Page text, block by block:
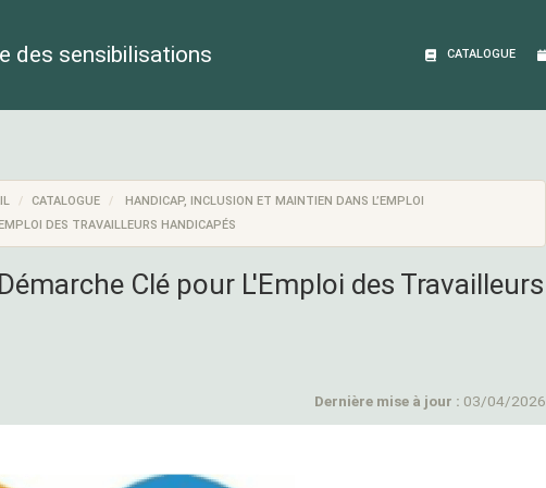
des sensibilisations CATALOGUE
CATALOGUE
HANDICAP, INCLUSION ET MAINTIEN DANS L’EMPLOI
DES TRAVAILLEURS HANDICAPÉS
Clé pour L'Emploi des Travailleurs
Dernière mise à jour : 03/04/2026